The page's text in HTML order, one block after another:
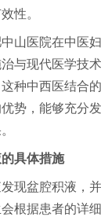
性。
医院在中医妇
与现代医学技
种中西医结合
势，能够充分
具体措施
盆腔积液，并
根据患者的详